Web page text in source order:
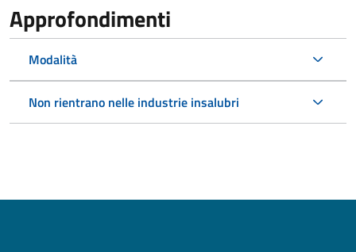
Approfondimenti
Modalità
Non rientrano nelle industrie insalubri